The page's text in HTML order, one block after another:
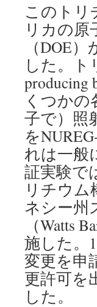
このトリ
リカの原
（DOE
した。ト
producing
くつか
子で）照
を
れは一般
証実験で
リチウム
ネシー州
（Watts
施した。
変更を申
更許可を
した。